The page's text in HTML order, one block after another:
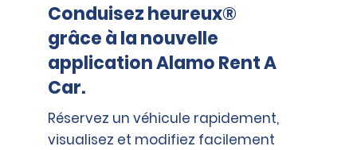
Conduisez heureux®
grâce à la nouvelle
application Alamo Rent A
Car.
Réservez un véhicule rapidement,
visualisez et modifiez facilement